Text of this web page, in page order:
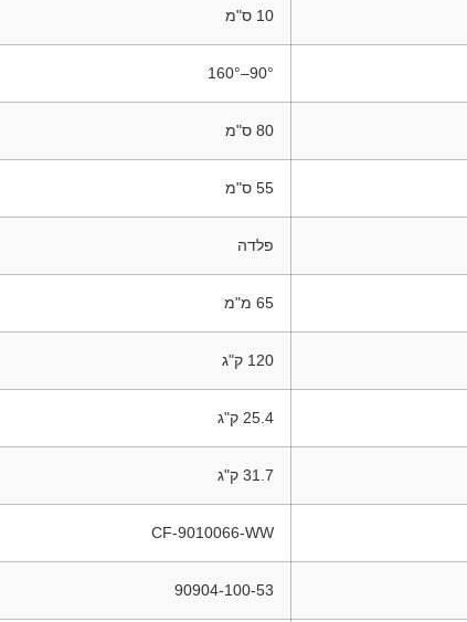
10 ס"מ
90°–160°
80 ס"מ
55 ס"מ
פלדה
65 מ"מ
120 ק"ג
25.4 ק"ג
31.7 ק"ג
CF-9010066-WW
90904-100-53